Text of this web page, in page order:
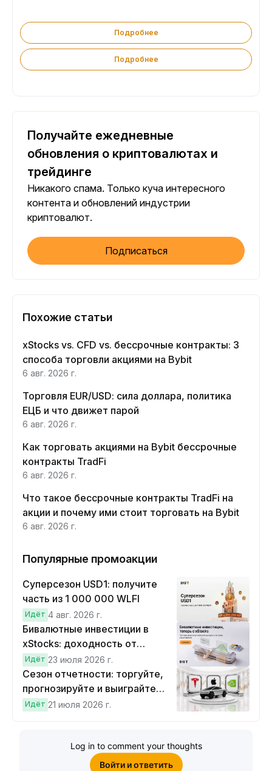
Подробнее
Подробнее
Получайте ежедневные
обновления о криптовалютах и
трейдинге
Никакого спама. Только куча интересного
контента и обновлений индустрии
криптовалют.
Подписаться
Похожие статьи
xStocks vs. CFD vs. бессрочные контракты: 3
способа торговли акциями на Bybit
6 авг. 2026 г.
Торговля EUR/USD: сила доллара, политика
ЕЦБ и что движет парой
6 авг. 2026 г.
Как торговать акциями на Bybit бессрочные
контракты TradFi
6 авг. 2026 г.
Что такое бессрочные контракты TradFi на
акции и почему ими стоит торговать на Bybit
6 авг. 2026 г.
Популярные промоакции
Суперсезон USD1: получите
часть из 1 000 000 WLFI
Идёт 4 авг. 2026 г.
Бивалютные инвестиции в
xStocks: доходность от
прогнозов
Идёт 23 июля 2026 г.
Сезон отчетности: торгуйте,
прогнозируйте и выиграйте
Cybertruck!
Идёт 21 июля 2026 г.
Log in to comment your thoughts
Войти и ответить